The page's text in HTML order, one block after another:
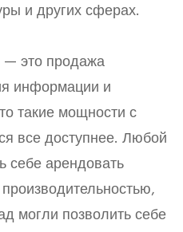
и других сферах.
— это продажа
информации и
такие мощности с
все доступнее. Любой
себе арендовать
могли позволить себе